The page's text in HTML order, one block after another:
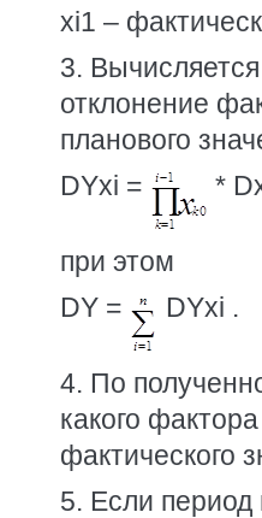
хi1 –
3.
отклонение
планового
DYxi =
*
при этом
DY =
DYxi .
4. По
какого
фактического
5. Если период